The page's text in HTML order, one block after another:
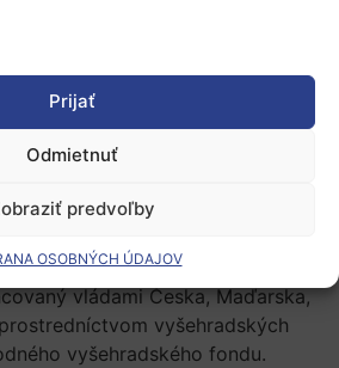
Prijať
Odmietnuť
predvoľby
OSOBNÝCH ÚDAJOV
aj predstavenie niektorých
z praxe.
stretnete?
vládami Česka, Maďarska,
vyšehradských
vyšehradského fondu.